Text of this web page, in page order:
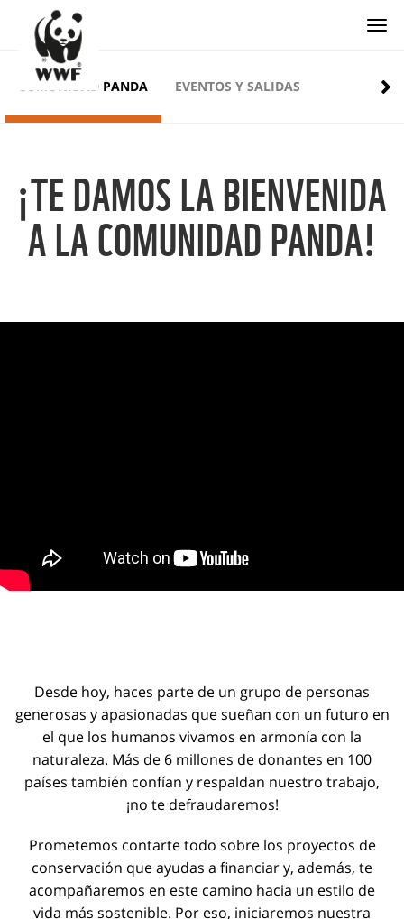
COMUNIDAD PANDA EVENTOS Y SALIDAS
¡TE DAMOS LA BIENVENIDA
A LA COMUNIDAD PANDA!
Desde hoy, haces parte de un grupo de personas
generosas y apasionadas que sueñan con un futuro en
el que los humanos vivamos en armonía con la
naturaleza. Más de 6 millones de donantes en 100
países también confían y respaldan nuestro trabajo,
¡no te defraudaremos!
Prometemos contarte todo sobre los proyectos de
conservación que ayudas a financiar y, además, te
acompañaremos en este camino hacia un estilo de
vida más sostenible. Por eso, iniciaremos nuestra